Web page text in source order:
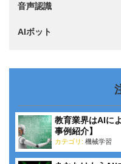
音声認識
AIボット
教育業界はAIに
事例紹介】
カテゴリ: 機械学習